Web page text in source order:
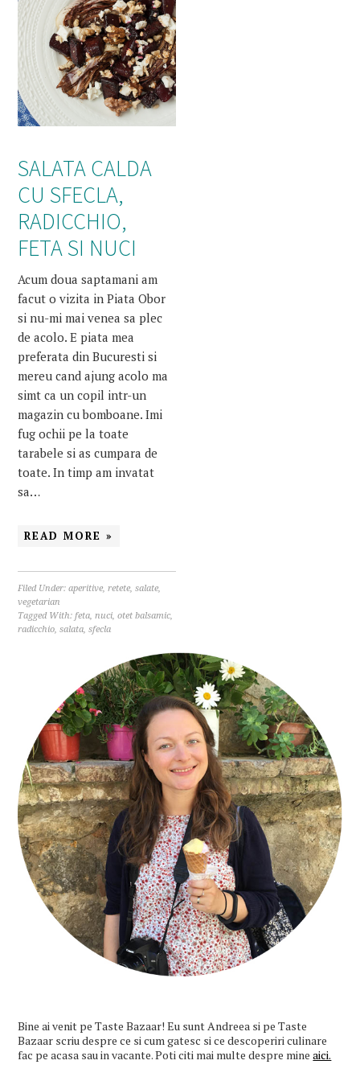
SALATA CALDA
CU SFECLA,
RADICCHIO,
FETA SI NUCI
Acum doua saptamani am
facut o vizita in Piata Obor
si nu-mi mai venea sa plec
de acolo. E piata mea
preferata din Bucuresti si
mereu cand ajung acolo ma
simt ca un copil intr-un
magazin cu bomboane. Imi
fug ochii pe la toate
tarabele si as cumpara de
toate. In timp am invatat
sa…
READ MORE »
Filed Under:aperitive,retete,salate,
vegetarian
Tagged With:feta,nuci,otet balsamic,
radicchio,salata,sfecla
Bine ai venit pe Taste Bazaar! Eu sunt Andreea si pe Taste
Bazaar scriu despre ce si cum gatesc si ce descoperiri culinare
fac pe acasa sau in vacante. Poti citi mai multe despre mineaici.